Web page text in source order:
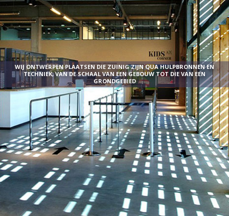
WIJ ONTWERPEN PLAATSEN DIE ZUINIG ZIJN QUA HULPBRONNEN EN
TECHNIEK, VAN DE SCHAAL VAN EEN GEBOUW TOT DIE VAN EEN
GRONDGEBIED